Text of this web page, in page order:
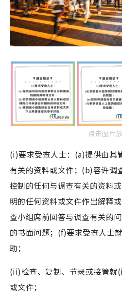
点击图片
(i)要求受查人士：(a)提供由其
有关的资料或文件；(b)容许调
控制的任何与调查有关的资料
明的任何资料或文件作出解释
查小组席前回答与调查有关的
的书面问题；(f)要求受查人士
助；
(ii)检查、复制、节录或接管就
或文件；